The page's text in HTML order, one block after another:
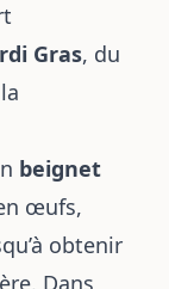
Gras, du
beignet
œufs,
obtenir
Dans